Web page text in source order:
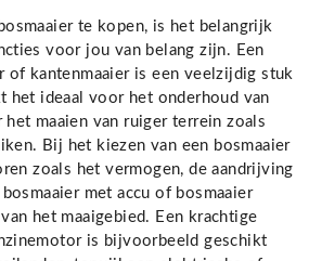
te kopen, is het belangrijk
voor jou van belang zijn. Een
of kantenmaaier is een veelzijdig stuk
het ideaal voor het onderhoud van
het maaien van ruiger terrein zoals
Bij het kiezen van een bosmaaier
zoals het vermogen, de aandrijving
met accu of bosmaaier
het maaigebied. Een krachtige
is bijvoorbeeld geschikt